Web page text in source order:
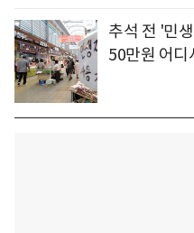
추석 전 '민
50만원 어디